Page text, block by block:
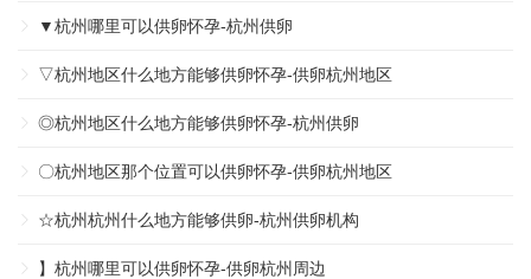
▼杭州哪里可以供卵怀孕-杭州供卵
▽杭州地区什么地方能够供卵怀孕-供卵杭州地区
◎杭州地区什么地方能够供卵怀孕-杭州供卵
〇杭州地区那个位置可以供卵怀孕-供卵杭州地区
☆杭州杭州什么地方能够供卵-杭州供卵机构
】杭州哪里可以供卵怀孕-供卵杭州周边